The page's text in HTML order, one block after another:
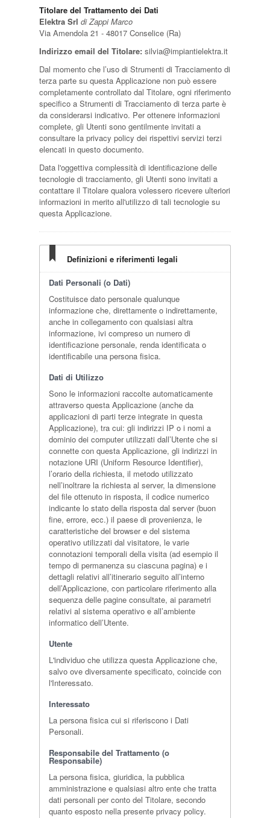
Titolare del Trattamento dei Dati
Elektra Srl di Zappi Marco
Via Amendola 21 - 48017 Conselice (Ra)
Indirizzo email del Titolare: silvia@impiantielektra.it
Dal momento che l’uso di Strumenti di Tracciamento di
terza parte su questa Applicazione non può essere
completamente controllato dal Titolare, ogni riferimento
specifico a Strumenti di Tracciamento di terza parte è
da considerarsi indicativo. Per ottenere informazioni
complete, gli Utenti sono gentilmente invitati a
consultare la privacy policy dei rispettivi servizi terzi
elencati in questo documento.
Data l'oggettiva complessità di identificazione delle
tecnologie di tracciamento, gli Utenti sono invitati a
contattare il Titolare qualora volessero ricevere ulteriori
informazioni in merito all'utilizzo di tali tecnologie su
questa Applicazione.
Definizioni e riferimenti legali
Dati Personali (o Dati)
Costituisce dato personale qualunque
informazione che, direttamente o indirettamente,
anche in collegamento con qualsiasi altra
informazione, ivi compreso un numero di
identificazione personale, renda identificata o
identificabile una persona fisica.
Dati di Utilizzo
Sono le informazioni raccolte automaticamente
attraverso questa Applicazione (anche da
applicazioni di parti terze integrate in questa
Applicazione), tra cui: gli indirizzi IP o i nomi a
dominio dei computer utilizzati dall’Utente che si
connette con questa Applicazione, gli indirizzi in
notazione URI (Uniform Resource Identifier),
l’orario della richiesta, il metodo utilizzato
nell’inoltrare la richiesta al server, la dimensione
del file ottenuto in risposta, il codice numerico
indicante lo stato della risposta dal server (buon
fine, errore, ecc.) il paese di provenienza, le
caratteristiche del browser e del sistema
operativo utilizzati dal visitatore, le varie
connotazioni temporali della visita (ad esempio il
tempo di permanenza su ciascuna pagina) e i
dettagli relativi all’itinerario seguito all’interno
dell’Applicazione, con particolare riferimento alla
sequenza delle pagine consultate, ai parametri
relativi al sistema operativo e all’ambiente
informatico dell’Utente.
Utente
L'individuo che utilizza questa Applicazione che,
salvo ove diversamente specificato, coincide con
l'Interessato.
Interessato
La persona fisica cui si riferiscono i Dati
Personali.
Responsabile del Trattamento (o
Responsabile)
La persona fisica, giuridica, la pubblica
amministrazione e qualsiasi altro ente che tratta
dati personali per conto del Titolare, secondo
quanto esposto nella presente privacy policy.